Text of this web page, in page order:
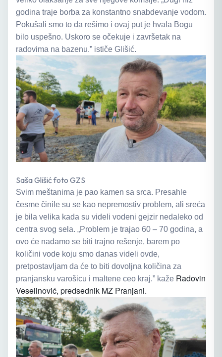
godina traje borba za konstantno snabdevanje vodom.
Pokušali smo to da rešimo i ovaj put je hvala Bogu
bilo uspešno. Uskoro se očekuje i završetak na
radovima na bazenu.” ističe Glišić.
Saša Glišić foto GZS
Svim meštanima je pao kamen sa srca. Presahle
česme činile su se kao nepremostiv problem, ali sreća
je bila velika kada su videli vodeni gejzir nedaleko od
centra svog sela. „Problem je trajao 60 – 70 godina, a
ovo će nadamo se biti trajno rešenje, barem po
količini vode koju smo danas videli ovde,
pretpostavljam da će to biti dovoljna količina za
pranjansku varošicu i maltene ceo kraj.” kaže Radovin
Veselinović, predsednik MZ Pranjani.